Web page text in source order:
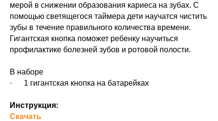
мерой в снижении образования кариеса на зубах. С
помощью светящегося таймера дети научатся чистить
зубы в течение правильного количества времени.
Гигантская кнопка поможет ребенку научиться
профилактике болезней зубов и ротовой полости.
В наборе
· 1 гигантская кнопка на батарейках
Инструкция:
Скачать